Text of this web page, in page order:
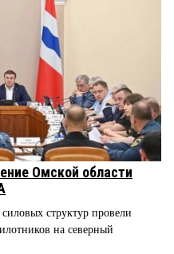
Омской области
структур провели
на северный